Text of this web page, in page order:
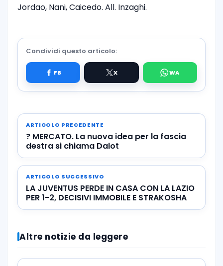
Jordao, Nani, Caicedo. All. Inzaghi.
Condividi questo articolo:
ARTICOLO PRECEDENTE
? MERCATO. La nuova idea per la fascia
destra si chiama Dalot
ARTICOLO SUCCESSIVO
LA JUVENTUS PERDE IN CASA CON LA LAZIO
PER 1-2, DECISIVI IMMOBILE E STRAKOSHA
Altre notizie da leggere